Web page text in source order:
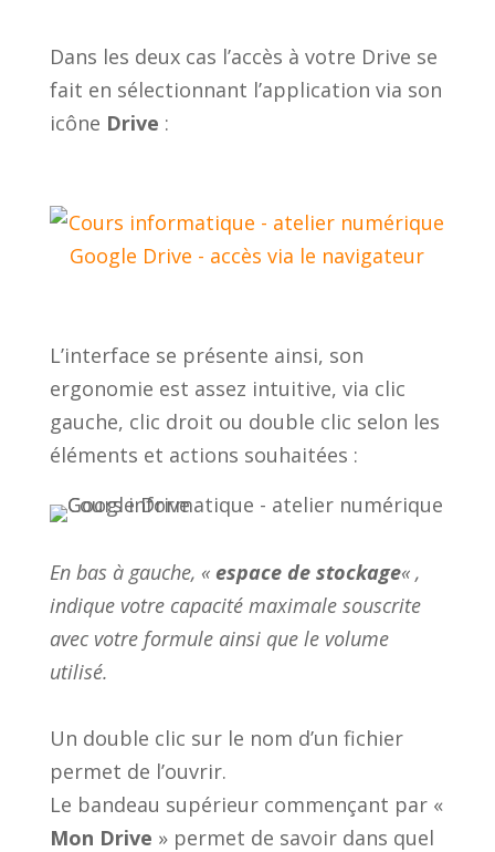
Dans les deux cas l’accès à votre Drive se
fait en sélectionnant l’application via son
icône Drive :
L’interface se présente ainsi, son
ergonomie est assez intuitive, via clic
gauche, clic droit ou double clic selon les
éléments et actions souhaitées :
En bas à gauche, « espace de stockage« ,
indique votre capacité maximale souscrite
avec votre formule ainsi que le volume
utilisé.
Un double clic sur le nom d’un fichier
permet de l’ouvrir.
Le bandeau supérieur commençant par «
Mon Drive » permet de savoir dans quel